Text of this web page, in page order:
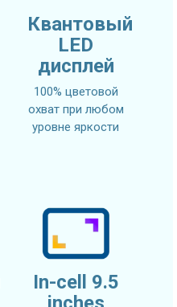
Квантовый
LED
дисплей
100% цветовой
охват при любом
уровне яркости
In-cell 9.5